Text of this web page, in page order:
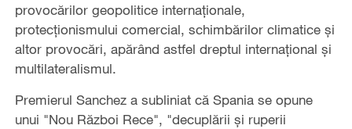
provocărilor geopolitice internaționale,
protecționismului comercial, schimbărilor climatice și
altor provocări, apărând astfel dreptul internațional și
multilateralismul.
Premierul Sanchez a subliniat că Spania se opune
unui "Nou Război Rece", "decuplării și ruperii